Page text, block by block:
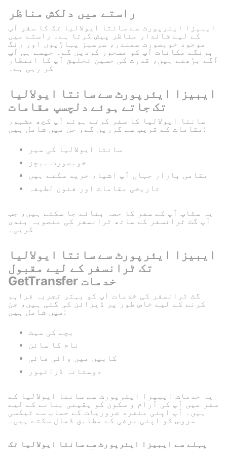
راستے میں دلکش مناظر
ایبیزا ایئرپورٹ سے سانتا ایولالیا تک کا سفر آپ
کے لیے شاندار مناظر پیش کرتا ہے۔ راستے میں
موجود خوبصورت سمندر، سرسبز پہاڑیوں اور رنگ
برنگے مکانات آپ کو مسحور کردیں گے۔ جیسے ہی آپ
آگے بڑھتے ہیں، قدرت کی حسین تخلیق آپ کا انتظار
کر رہی ہے۔
ایبیزا ایئرپورٹ سے سانتا ایولالیا
تک جاتے ہوئے دلچسپ مقامات
سانتا ایولالیا کا سفر کرتے ہوئے آپ کچھ مشہور
مقامات کے قریب سے گزریں گے، جن میں شامل ہیں:
سانتا ایولالیا کی سیر
خوبصورت بیچز
مقامی بازار جہاں آپ اشیاء خرید سکتے ہیں
تاریخی مقامات اور فنون لطیفہ
یہ سٹاپ آپ کے سفر کا حصہ بنائے جا سکتے ہیں، جب
آپ گٹ ٹرانسفر کے ساتھ ٹرانسفر کی منصوبہ بندی
کریں۔
ایبیزا ایئرپورٹ سے سانتا ایولالیا
تک ٹرانسفر کے لیے مقبول
GetTransfer خدمات
گٹ ٹرانسفر کی خدمات آپ کو بہتر تجربہ فراہم
کرنے کے لیے خاص طور پر ڈیزائن کی گئی ہیں، جن
میں شامل ہیں:
بچے کی سیٹ
نام کا سائن
کابین میں وائی فائی
دوستانہ ڈرائیور
یہ خدمات ایبیزا ایئرپورٹ سے سانتا ایولالیا کے
سفر میں آپ کی آرام و سکون کو یقینی بنانے کے لیے
ہیں۔ آپ اپنی منفرد ضروریات کے حساب سے ٹیکسی
سروس کو اپنی مرضی کے مطابق ڈھال سکتے ہیں۔
پہلے سے ایبیزا ایئرپورٹ سے سانتا ایولالیا تک